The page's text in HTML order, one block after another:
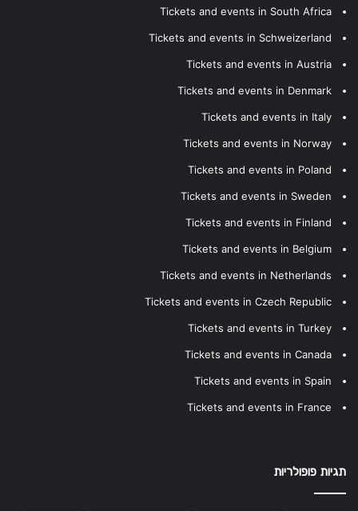
Tickets and events in South Africa
Tickets and events in Schweizerland
Tickets and events in Austria
Tickets and events in Denmark
Tickets and events in Italy
Tickets and events in Norway
Tickets and events in Poland
Tickets and events in Sweden
Tickets and events in Finland
Tickets and events in Belgium
Tickets and events in Netherlands
Tickets and events in Czech Republic
Tickets and events in Turkey
Tickets and events in Canada
Tickets and events in Spain
Tickets and events in France
תגיות פופולריות